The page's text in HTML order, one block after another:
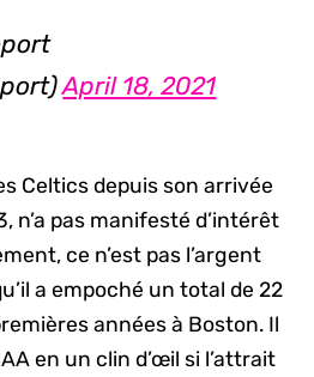
April 18, 2021
Celtics depuis son arrivée
n’a pas manifesté d’intérêt
ce n’est pas l’argent
a empoché un total de 22
années à Boston. Il
en un clin d’œil si l’attrait